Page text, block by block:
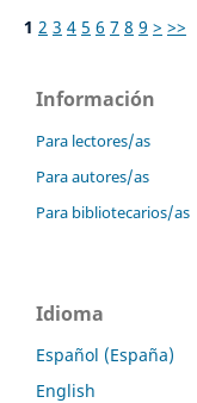
1 2 3 4 5 6 7 8 9 > >>
Información
Para lectores/as
Para autores/as
Para bibliotecarios/as
Idioma
Español (España)
English